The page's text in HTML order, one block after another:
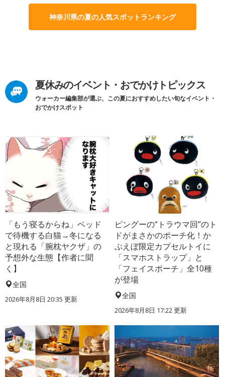
神奈川県の夏の人気スポットランキング
夏休みのイベント・おでかけトピックス
ウォーカー編集部が選ぶ、この夏におすすめしたい旬なイベント・
おでかけスポット
「もう寝るからね」ベッド
で待機する白猫→冬になる
と現れる「腕枕ヤクザ」の
予想外な生態【作者に聞
く】
全国
2026年8月8日 20:35 更新
ピングーの“トラウマ回”のト
ドがまさかのポーチ化！か
ぷえぼ限定カプセルトイに
「スマホストラップ」と
「フェイスポーチ」全10種
が登場
全国
2026年8月8日 17:22更新